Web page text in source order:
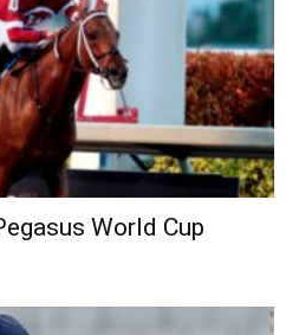
World Cup